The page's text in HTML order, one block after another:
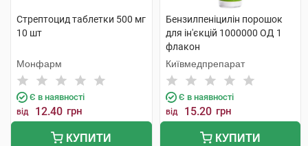
Стрептоцид таблетки 500 мг
10 шт
Монфарм
Є в наявності
від 12.40 грн
КУПИТИ
Бензилпеніцилін порошок
для ін'єкцій 1000000 ОД 1
флакон
Київмедпрепарат
Є в наявності
від 15.20 грн
КУПИТИ